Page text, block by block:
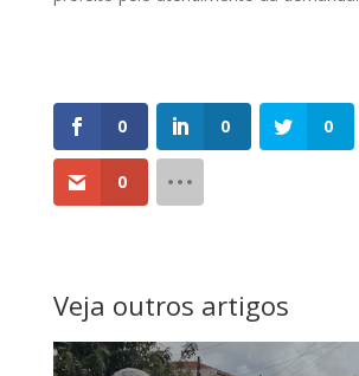
0 0 0
0
Veja outros artigos